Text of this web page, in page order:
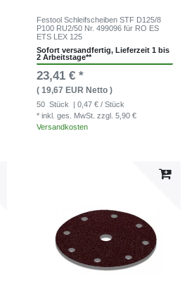
Festool Schleifscheiben STF D125/8
P100 RU2/50 Nr. 499096 für RO ES
ETS LEX 125
Sofort versandfertig, Lieferzeit 1 bis
2 Arbeitstage**
23,41 € *
( 19,67 EUR Netto )
50 Stück
| 0,47 € / Stück
* inkl. ges. MwSt. zzgl. 5,90 €
Versandkosten